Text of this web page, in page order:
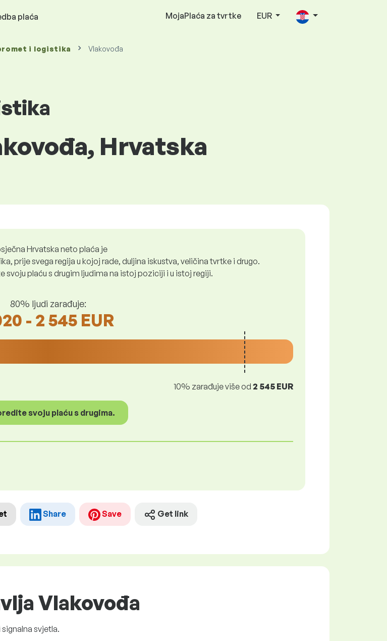
plaća MojaPlaća za tvrtke EUR
i logistika Vlakovođa
Hrvatska
Hrvatska neto plaća je
prije svega regija u kojoj rade, duljina iskustva, veličina tvrtke i drugo.
svoju plaću s drugim ljudima na istoj poziciji i u istoj regiji.
80% ljudi zarađuje:
- 2 545 EUR
10% zarađuje više od 2 545 EUR
svoju plaću s drugima.
Share Save Get link
Vlakovođa
svjetla.